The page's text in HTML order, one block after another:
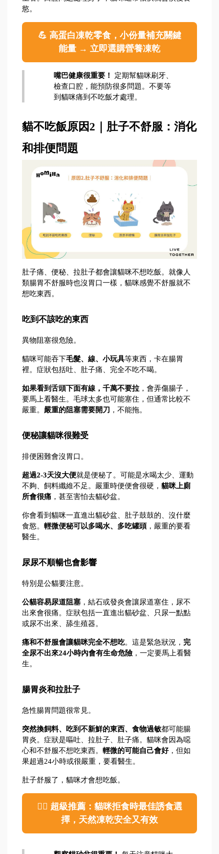
慾。
💪 高蛋白凍乾零食，小份量補充關鍵
能量 → 立即選購營養凍乾
嘴巴健康很重要！
定期幫貓咪刷牙、
檢查口腔，能預防很多問題。不要等
到貓咪痛到不吃飯才處理。
貓不吃飯原因2｜肚子不舒服：消化
和排便問題
肚子痛、便秘、拉肚子都會讓貓咪不想吃飯。就像人
類腸胃不舒服時也沒胃口一樣，貓咪感覺不舒服就不
想吃東西。
吃到不該吃的東西
異物阻塞很危險。
貓咪可能吞下毛髮、線、小玩具等東西，卡在腸胃
裡。症狀包括吐、肚子痛、完全不吃不喝。
如果看到舌頭下面有線，千萬不要拉 ，會弄傷腸子，
要馬上看醫生。毛球太多也可能塞住，但通常比較不
嚴重。 嚴重的阻塞需要開刀 ，不能拖。
便秘讓貓咪很難受
排便困難會沒胃口。
超過2-3天沒大便就是便秘了。可能是水喝太少、運動
不夠、飼料纖維不足。嚴重時便便會很硬， 貓咪上廁
所會很痛 ，甚至害怕去貓砂盆。
你會看到貓咪一直進出貓砂盆、肚子鼓鼓的、沒什麼
食慾。 輕微便秘可以多喝水、多吃罐頭 ，嚴重的要看
醫生。
尿尿不順暢也會影響
特別是公貓要注意。
公貓容易尿道阻塞 ，結石或發炎會讓尿道塞住，尿不
出來會很痛。症狀包括一直進出貓砂盆、只尿一點點
或尿不出來、舔生殖器。
痛和不舒服會讓貓咪完全不想吃。這是緊急狀況， 完
全尿不出來24小時內會有生命危險 ，一定要馬上看醫
生。
腸胃炎和拉肚子
急性腸胃問題很常見。
突然換飼料、吃到不新鮮的東西、食物過敏都可能腸
胃炎。症狀是嘔吐、拉肚子、肚子痛。貓咪會因為噁
心和不舒服不想吃東西。 輕微的可能自己會好，但如
果超過24小時或很嚴重，要看醫生。
肚子舒服了，貓咪才會想吃飯。
👨‍⚕️ 超級推薦：貓咪拒食時最佳誘食選
擇，天然凍乾安全又有效